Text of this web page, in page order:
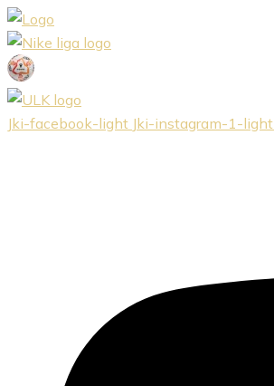
Preskočiť
na
obsah
Jki-facebook-light Jki-instagram-1-light